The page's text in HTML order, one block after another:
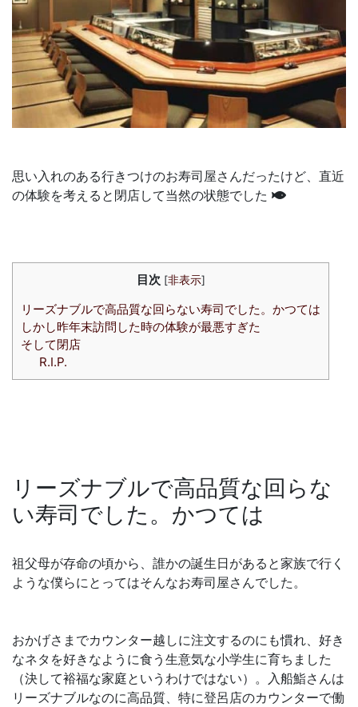
思い入れのある行きつけのお寿司屋さんだったけど、直近
の体験を考えると閉店して当然の状態でした
目次 [非表示]
リーズナブルで高品質な回らない寿司でした。かつては
しかし昨年末訪問した時の体験が最悪すぎた
そして閉店
R.I.P.
リーズナブルで高品質な回らな
い寿司でした。かつては
祖父母が存命の頃から、誰かの誕生日があると家族で行く
ような僕らにとってはそんなお寿司屋さんでした。
おかげさまでカウンター越しに注文するのにも慣れ、好き
なネタを好きなように食う生意気な小学生に育ちました
（決して裕福な家庭というわけではない）。入船鮨さんは
リーズナブルなのに高品質、特に登呂店のカウンターで働